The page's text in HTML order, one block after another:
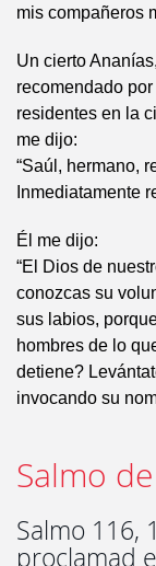
mis compañeros
Un cierto
recomendado
residentes en la
me dijo:
“Saúl, hermano,
Inmediatamente
Él me dijo:
“El Dios de
conozcas su
sus labios,
hombres de lo
detiene?
invocando su
Salmo
Salmo 116,
proclamad